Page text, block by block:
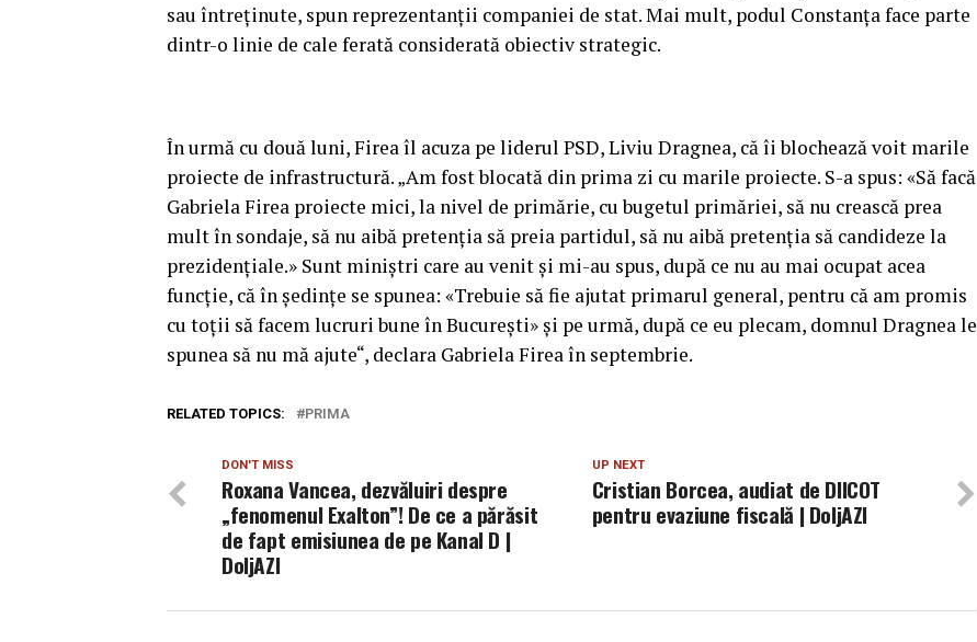
sau întreţinute, spun reprezentanţii companiei de stat. Mai mult, podul Constanţa face parte
dintr-o linie de cale ferată considerată obiectiv strategic.
În urmă cu două luni, Firea îl acuza pe liderul PSD, Liviu Dragnea, că îi blochează voit marile
proiecte de infrastructură. „Am fost blocată din prima zi cu marile proiecte. S-a spus: «Să facă
Gabriela Firea proiecte mici, la nivel de primărie, cu bugetul primăriei, să nu crească prea
mult în sondaje, să nu aibă pretenţia să preia partidul, să nu aibă pretenţia să candideze la
prezidenţiale.» Sunt miniştri care au venit şi mi-au spus, după ce nu au mai ocupat acea
funcţie, că în şedinţe se spunea: «Trebuie să fie ajutat primarul general, pentru că am promis
cu toţii să facem lucruri bune în Bucureşti» şi pe urmă, după ce eu plecam, domnul Dragnea le
spunea să nu mă ajute“, declara Gabriela Firea în septembrie.
RELATED TOPICS: PRIMA
UP NEXT
Cristian Borcea, audiat de DIICOT
pentru evaziune fiscală | DoljAZI
DON'T MISS
Roxana Vancea, dezvăluiri despre
„fenomenul Exalton”! De ce a părăsit
de fapt emisiunea de pe Kanal D |
DoljAZI